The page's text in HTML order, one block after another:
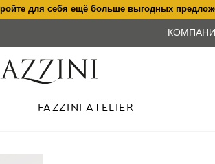
для себя ещё больше выгодных
FAZZINI ATELIER